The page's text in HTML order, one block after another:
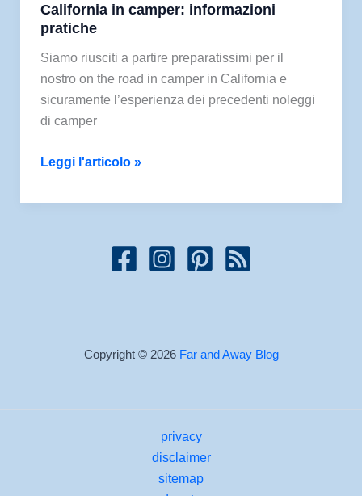
California in camper: informazioni
pratiche
Siamo riusciti a partire preparatissimi per il
nostro on the road in camper in California e
sicuramente l’esperienza dei precedenti noleggi
di camper
California
camper:
Leggi l'articolo »
Copyright © 2026 Far and Away Blog
privacy
disclaimer
sitemap